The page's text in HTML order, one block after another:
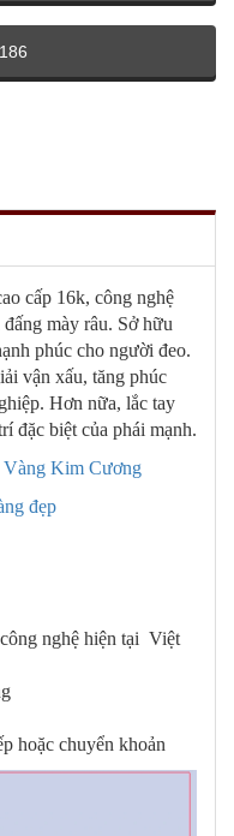
cấp 16k, công nghệ
mày râu. Sở hữu
phúc cho người đeo.
vận xấu, tăng phúc
Hơn nữa, lắc tay
đặc biệt của phái mạnh.
Vàng Kim Cương
đẹp
nghệ hiện tại Việt
hoặc chuyển khoản